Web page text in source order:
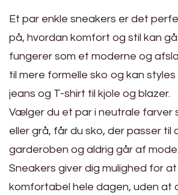
Et par enkle sneakers er det
på, hvordan komfort og stil kan
fungerer som et moderne og
til mere formelle sko og kan
jeans og T-shirt til kjole og blazer.
Vælger du et par i neutrale farver
eller grå, får du sko, der passer til
garderoben og aldrig går af mode.
Sneakers giver dig mulighed for
komfortabel hele dagen, uden at